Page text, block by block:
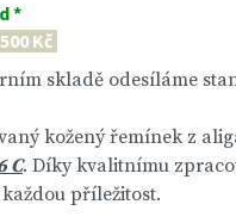
*
Kč
skladě odesíláme
kožený řemínek z
C. Díky kvalitnímu
příležitost.